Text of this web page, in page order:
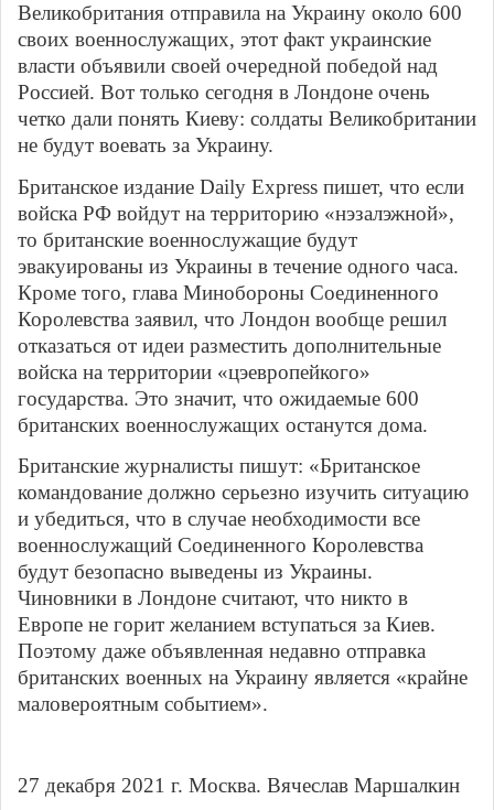
Великобритания отправила на Украину около 600
своих военнослужащих, этот факт украинские
власти объявили своей очередной победой над
Россией. Вот только сегодня в Лондоне очень
четко дали понять Киеву: солдаты Великобритании
не будут воевать за Украину.
Британское издание Daily Express пишет, что если
войска РФ войдут на территорию «нэзалэжной»,
то британские военнослужащие будут
эвакуированы из Украины в течение одного часа.
Кроме того, глава Минобороны Соединенного
Королевства заявил, что Лондон вообще решил
отказаться от идеи разместить дополнительные
войска на территории «цэевропейкого»
государства. Это значит, что ожидаемые 600
британских военнослужащих останутся дома.
Британские журналисты пишут: «Британское
командование должно серьезно изучить ситуацию
и убедиться, что в случае необходимости все
военнослужащий Соединенного Королевства
будут безопасно выведены из Украины.
Чиновники в Лондоне считают, что никто в
Европе не горит желанием вступаться за Киев.
Поэтому даже объявленная недавно отправка
британских военных на Украину является «крайне
маловероятным событием».
27 декабря 2021 г. Москва. Вячеслав Маршалкин